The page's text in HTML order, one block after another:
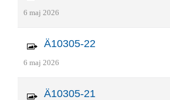
6 maj 2026
Ä10305-22
6 maj 2026
Ä10305-21